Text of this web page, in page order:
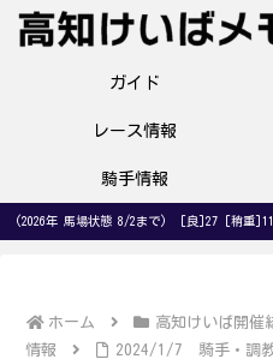
ガイド
レース情報
騎手情報
(2026年 馬場状態 8/2まで) [良]27 [稍重
ホーム 高知けいば開催
情報
2024/1/7 騎手・調